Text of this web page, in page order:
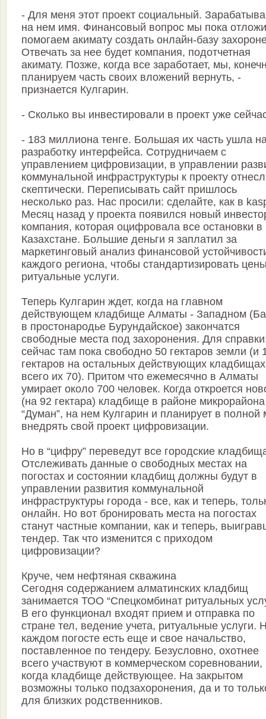
- Для меня этот проект социальный.
на нем имя. Финансовый вопрос мы пока
помогаем акимату создать онлайн-базу
Отвечать за нее будет компания, подотчетная
акимату. Позже, когда все заработает, мы,
планируем часть своих вложений вернуть, -
признается Кулгарин.
- Сколько вы инвестировали в проект уже
- 183 миллиона тенге. Большая их часть ушла
разработку интерфейса. Сотрудничаем с
управлением цифровизации, в управлении
коммунальной инфраструктуры к проекту
скептически. Переписывать сайт пришлось
несколько раз. Нас просили: сделайте, как в
Месяц назад у проекта появился новый
компания, которая оцифровала все остановки в
Казахстане. Большие деньги я заплатил за
маркетинговый анализ финансовой
каждого региона, чтобы стандартизировать
ритуальные услуги.
Теперь Кулгарин ждет, когда на главном
действующем кладбище Алматы - Западном
в простонародье Бурундайское) закончатся
свободные места под захоронения. Для
сейчас там пока свободно 50 гектаров земли (и
гектаров на остальных действующих
всего их 70). Притом что ежемесячно в Алматы
умирает около 700 человек. Когда откроется
(на 92 гектара) кладбище в районе микрорайона
“Думан”, на нем Кулгарин и планирует в полной
внедрять свой проект цифровизации.
Но в “цифру” переведут все городские
Отслеживать данные о свободных местах на
погостах и состоянии кладбищ должны будут в
управлении развития коммунальной
инфраструктуры города - все, как и теперь,
онлайн. Но вот бронировать места на погостах
станут частные компании, как и теперь,
тендер. Так что изменится с приходом
цифровизации?
Круче, чем нефтяная скважина
Сегодня содержанием алматинских кладбищ
занимается ТОО “Спецкомбинат ритуальных
В его функционал входят прием и отправка по
стране тел, ведение учета, ритуальные услуги.
каждом погосте есть еще и свое начальство,
поставленное по тендеру. Безусловно, охотнее
всего участвуют в коммерческом соревновании,
когда кладбище действующее. На закрытом
возможны только подзахоронения, да и то
для близких родственников.